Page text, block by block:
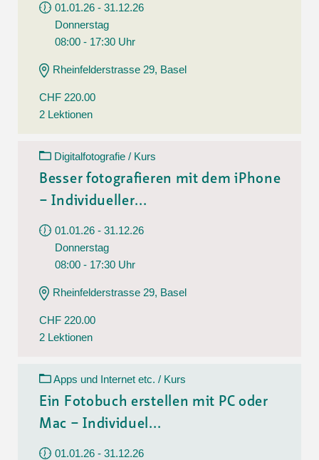
01.01.26 - 31.12.26
Donnerstag
08:00 - 17:30 Uhr
Rheinfelderstrasse 29, Basel
CHF 220.00
2 Lektionen
Digitalfotografie / Kurs
Besser fotografieren mit dem iPhone
– Individueller...
01.01.26 - 31.12.26
Donnerstag
08:00 - 17:30 Uhr
Rheinfelderstrasse 29, Basel
CHF 220.00
2 Lektionen
Apps und Internet etc. / Kurs
Ein Fotobuch erstellen mit PC oder
Mac – Individuel...
01.01.26 - 31.12.26